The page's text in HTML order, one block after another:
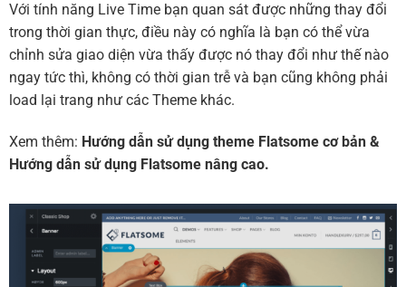
Với tính năng Live Time bạn quan sát được những thay đổi
trong thời gian thực, điều này có nghĩa là bạn có thể vừa
chỉnh sửa giao diện vừa thấy được nó thay đổi như thế nào
ngay tức thì, không có thời gian trễ và bạn cũng không phải
load lại trang như các Theme khác.
Xem thêm: Hướng dẫn sử dụng theme Flatsome cơ bản &
Hướng dẫn sử dụng Flatsome nâng cao.